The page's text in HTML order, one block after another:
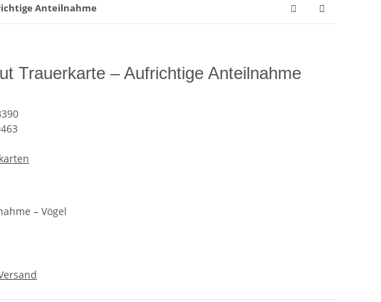
Anteilnahme
Trauerkarte – Aufrichtige Anteilnahme
– Vögel